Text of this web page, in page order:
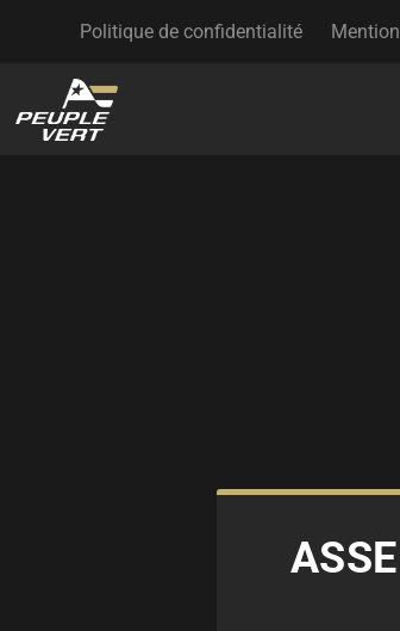
Politique de confidentialité